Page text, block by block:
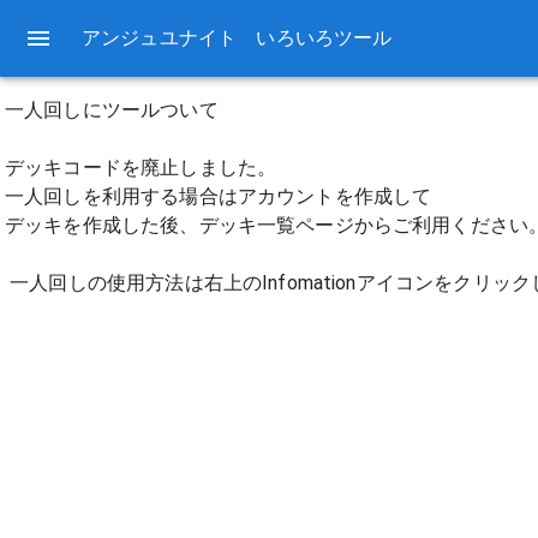
アンジュユナイト いろいろツール
一人回しにツールついて
デッキコードを廃止しました。
一人回しを利用する場合はアカウントを作成して
デッキを作成した後、デッキ一覧ページからご利用ください
一人回しの使用方法は右上のInfomationアイコンをクリック